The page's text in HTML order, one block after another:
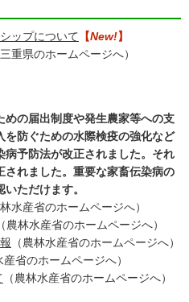
ップについて 【New!】
三重県のホームページへ）
の届出制度や発生農家等への支
防ぐための水際検疫の強化など
予防法が改正されました。それ
されました。重要な家畜伝染病の
ただけます。
林水産省のホームページへ）
（農林水産省のホームページへ）
産省のホームページへ）
（農林水産省のホームページへ）